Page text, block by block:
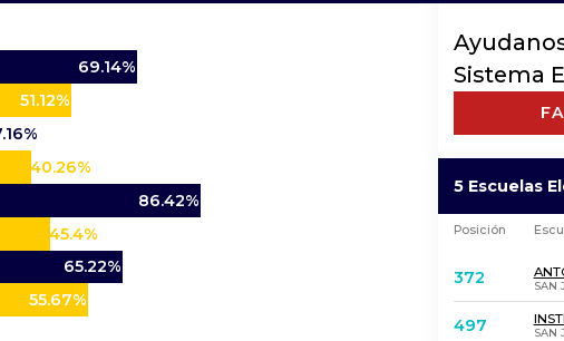
69.14%
51.12%
40.26%
86.42%
45.4%
65.22%
55.67%
Sistema
5 Escuelas
Posición
372 SAN
497 SAN